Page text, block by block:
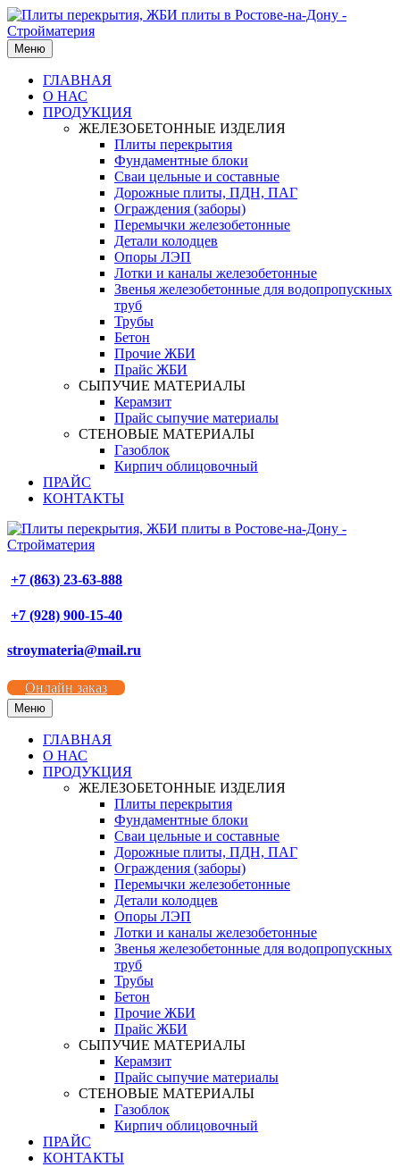
Меню
ГЛАВНАЯ
О НАС
ПРОДУКЦИЯ
ЖЕЛЕЗОБЕТОННЫЕ ИЗДЕЛИЯ
Плиты перекрытия
Фундаментные блоки
Сваи цельные и составные
Дорожные плиты, ПДН, ПАГ
Ограждения (заборы)
Перемычки железобетонные
Детали колодцев
Опоры ЛЭП
Лотки и каналы железобетонные
Звенья железобетонные для водопропускных
труб
Трубы
Бетон
Прочие ЖБИ
Прайс ЖБИ
СЫПУЧИЕ МАТЕРИАЛЫ
Керамзит
Прайс сыпучие материалы
СТЕНОВЫЕ МАТЕРИАЛЫ
Газоблок
Кирпич облицовочный
ПРАЙС
КОНТАКТЫ
+7 (863) 23-63-888
+7 (928) 900-15-40
stroymateria@mail.ru
Онлайн заказ
Меню
ГЛАВНАЯ
О НАС
ПРОДУКЦИЯ
ЖЕЛЕЗОБЕТОННЫЕ ИЗДЕЛИЯ
Плиты перекрытия
Фундаментные блоки
Сваи цельные и составные
Дорожные плиты, ПДН, ПАГ
Ограждения (заборы)
Перемычки железобетонные
Детали колодцев
Опоры ЛЭП
Лотки и каналы железобетонные
Звенья железобетонные для водопропускных
труб
Трубы
Бетон
Прочие ЖБИ
Прайс ЖБИ
СЫПУЧИЕ МАТЕРИАЛЫ
Керамзит
Прайс сыпучие материалы
СТЕНОВЫЕ МАТЕРИАЛЫ
Газоблок
Кирпич облицовочный
ПРАЙС
КОНТАКТЫ